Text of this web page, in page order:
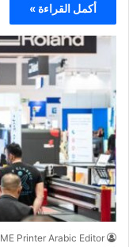
أكمل القراءة »
ME Printer Arabic Editor